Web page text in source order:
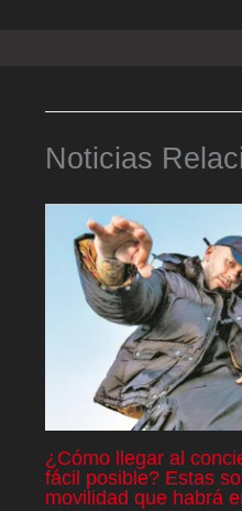
Noticias
¿Cómo llegar al
fácil posible? Estas
movilidad que habrá